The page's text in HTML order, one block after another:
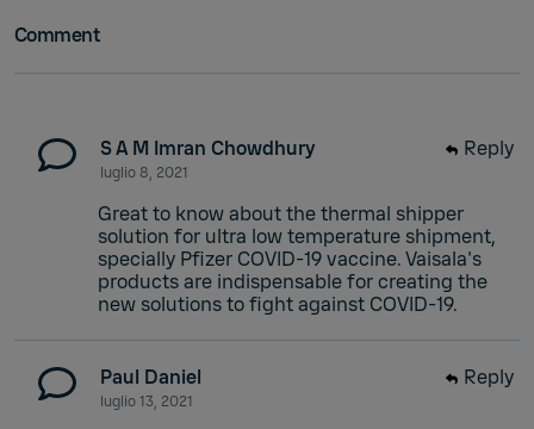
Comment
S A M Imran Chowdhury
luglio 8, 2021
Great to know about the thermal shipper
solution for ultra low temperature shipment,
specially Pfizer COVID-19 vaccine. Vaisala's
products are indispensable for creating the
new solutions to fight against COVID-19.
Reply
Paul Daniel
luglio 13, 2021
Reply